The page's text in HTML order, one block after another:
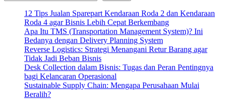
12 Tips Jualan Sparepart Kendaraan Roda 2 dan Kendaraan
Roda 4 agar Bisnis Lebih Cepat Berkembang
Apa Itu TMS (Transportation Management System)? Ini
Bedanya dengan Delivery Planning System
Reverse Logistics: Strategi Menangani Retur Barang agar
Tidak Jadi Beban Bisnis
Desk Collection dalam Bisnis: Tugas dan Peran Pentingnya
bagi Kelancaran Operasional
Sustainable Supply Chain: Mengapa Perusahaan Mulai
Beralih?